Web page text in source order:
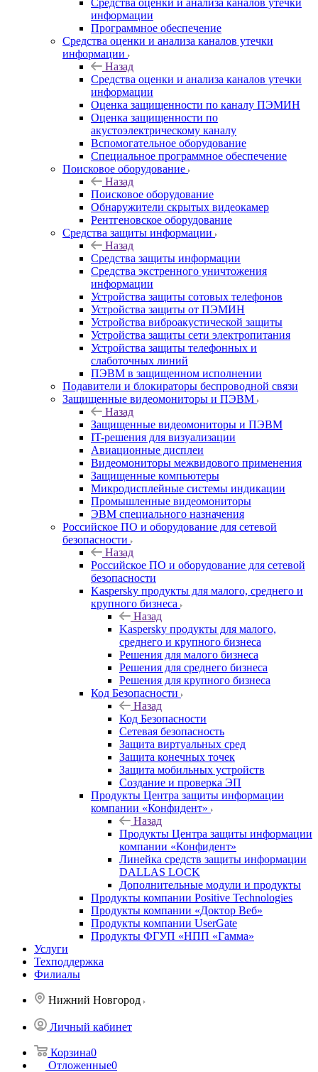
Средства оценки и анализа каналов утечки
информации
Программное обеспечение
Средства оценки и анализа каналов утечки
информации
Назад
Средства оценки и анализа каналов утечки
информации
Оценка защищенности по каналу ПЭМИН
Оценка защищенности по
акустоэлектрическому каналу
Вспомогательное оборудование
Специальное программное обеспечение
Поисковое оборудование
Назад
Поисковое оборудование
Обнаружители скрытых видеокамер
Рентгеновское оборудование
Средства защиты информации
Назад
Средства защиты информации
Средства экстренного уничтожения
информации
Устройства защиты сотовых телефонов
Устройства защиты от ПЭМИН
Устройства виброакустической защиты
Устройства защиты сети электропитания
Устройства защиты телефонных и
слаботочных линий
ПЭВМ в защищенном исполнении
Подавители и блокираторы беспроводной связи
Защищенные видеомониторы и ПЭВМ
Назад
Защищенные видеомониторы и ПЭВМ
IT-решения для визуализации
Авиационные дисплеи
Видеомониторы межвидового применения
Защищенные компьютеры
Микродисплейные системы индикации
Промышленные видеомониторы
ЭВМ специального назначения
Российское ПО и оборудование для сетевой
безопасности
Назад
Российское ПО и оборудование для сетевой
безопасности
Kaspersky продукты для малого, среднего и
крупного бизнеса
Назад
Kaspersky продукты для малого,
среднего и крупного бизнеса
Решения для малого бизнеса
Решения для среднего бизнеса
Решения для крупного бизнеса
Код Безопасности
Назад
Код Безопасности
Сетевая безопасность
Защита виртуальных сред
Защита конечных точек
Защита мобильных устройств
Создание и проверка ЭП
Продукты Центра защиты информации
компании «Конфидент»
Назад
Продукты Центра защиты информации
компании «Конфидент»
Линейка средств защиты информации
DALLAS LOCK
Дополнительные модули и продукты
Продукты компании Positive Technologies
Продукты компании «Доктор Веб»
Продукты компании UserGate
Продукты ФГУП «НПП «Гамма»
Услуги
Техподдержка
Филиалы
Нижний Новгород
Личный кабинет
Корзина0
Отложенные0